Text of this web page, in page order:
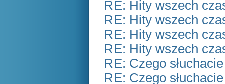
RE: Hity wszech
RE: Hity wszech
RE: Hity wszech
RE: Hity wszech
RE: Czego
RE: Czego